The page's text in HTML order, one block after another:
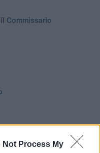
Not Process My
Commissario